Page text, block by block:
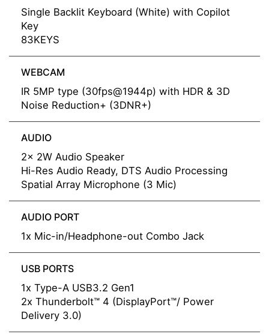
Single Backlit Keyboard (White) with Copilot
Key
83KEYS
WEBCAM
IR 5MP type (30fps@1944p) with HDR & 3D
Noise Reduction+ (3DNR+)
AUDIO
2x 2W Audio Speaker
Hi-Res Audio Ready, DTS Audio Processing
Spatial Array Microphone (3 Mic)
AUDIO PORT
1x Mic-in/Headphone-out Combo Jack
USB PORTS
1x Type-A USB3.2 Gen1
2x Thunderbolt™ 4 (DisplayPort™/ Power
Delivery 3.0)